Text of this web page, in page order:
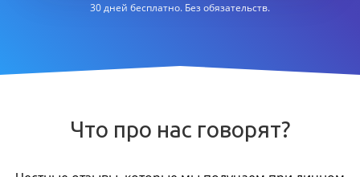
30 дней бесплатно. Без обязательств.
Что про нас говорят?